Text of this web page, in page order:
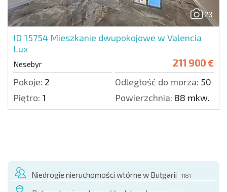
23
ID 15754 Mieszkanie dwupokojowe w Valencia
Lux
Nesebyr 211 900 €
Pokoje: 2 Odległość do morza: 50 m.
Piętro: 1 Powierzchnia: 88 mkw.
Niedrogie nieruchomości wtórne w Bułgarii - 1181